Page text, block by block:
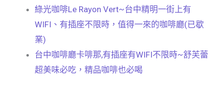
綠光咖啡Le Rayon Vert~台中精明一街上有
WIFI、有插座不限時，值得一來的咖啡廳(已歇
業)
台中咖啡廳卡啡那,有插座有WIFI不限時~舒芙蕾
超美味必吃，精品咖啡也必喝